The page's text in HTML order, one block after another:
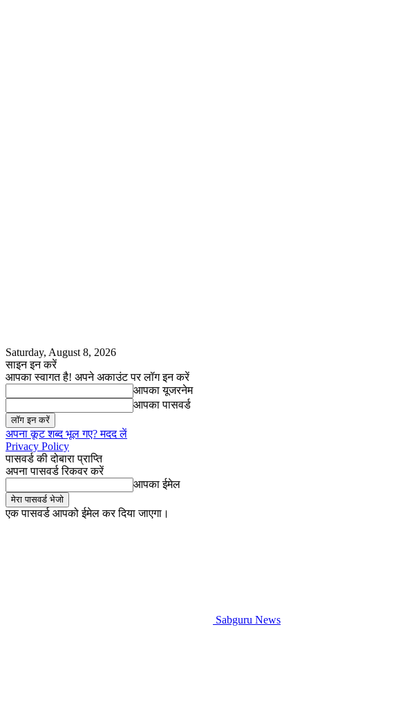
Saturday, August 8, 2026
साइन इन करें
आपका स्वागत है! अपने अकाउंट पर लॉग इन करें
आपका यूजरनेम
आपका पासवर्ड
अपना कूट शब्द भूल गए? मदद लें
Privacy Policy
पासवर्ड की दोबारा प्राप्ति
अपना पासवर्ड रिकवर करें
आपका ईमेल
एक पासवर्ड आपको ईमेल कर दिया जाएगा।
Sabguru News